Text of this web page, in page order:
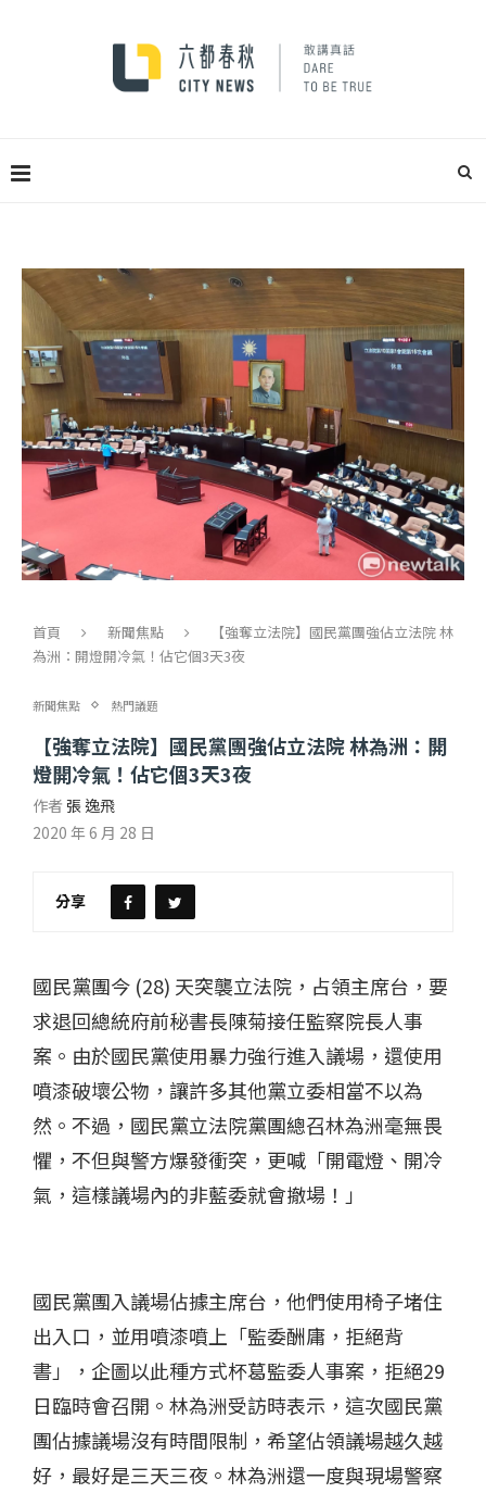
首頁 新聞焦點
【強奪立法院】國民黨團強佔立法院 林
為洲：開燈開冷氣！佔它個3天3夜
新聞焦點 熱門議題
【強奪立法院】國民黨團強佔立法院 林為洲：開
燈開冷氣！佔它個3天3夜
作者 張 逸飛
2020 年 6 月 28 日
分享
國民黨團今 (28) 天突襲立法院，占領主席台，要
求退回總統府前秘書長陳菊接任監察院長人事
案。由於國民黨使用暴力強行進入議場，還使用
噴漆破壞公物，讓許多其他黨立委相當不以為
然。不過，國民黨立法院黨團總召林為洲毫無畏
懼，不但與警方爆發衝突，更喊「開電燈、開冷
氣，這樣議場內的非藍委就會撤場！」
國民黨團入議場佔據主席台，他們使用椅子堵住
出入口，並用噴漆噴上「監委酬庸，拒絕背
書」，企圖以此種方式杯葛監委人事案，拒絕29
日臨時會召開。林為洲受訪時表示，這次國民黨
團佔據議場沒有時間限制，希望佔領議場越久越
好，最好是三天三夜。林為洲還一度與現場警察